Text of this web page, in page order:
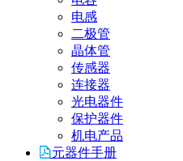
电感
二极管
晶体管
传感器
连接器
光电器件
保护器件
机电产品
元器件手册